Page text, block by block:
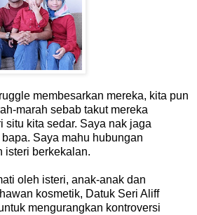
membesarkan mereka, kita pun
marah sebab takut mereka
situ kita sedar. Saya nak jaga
Saya mahu hubungan
isteri berkekalan.
oleh isteri, anak-anak dan
kosmetik, Datuk Seri Aliff
mengurangkan kontroversi